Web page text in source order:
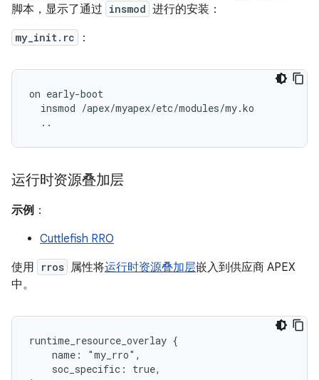
脚本，显示了通过 insmod 进行的安装：
my_init.rc ：
on early-boot
  insmod /apex/myapex/etc/modules/my.ko
运行时资源叠加层
示例 ：
Cuttlefish RRO
使用
rros 属性将运行时资源叠加层嵌入到供应商 APEX
中。
runtime_resource_overlay {
    name: "my_rro",
    soc_specific: true,